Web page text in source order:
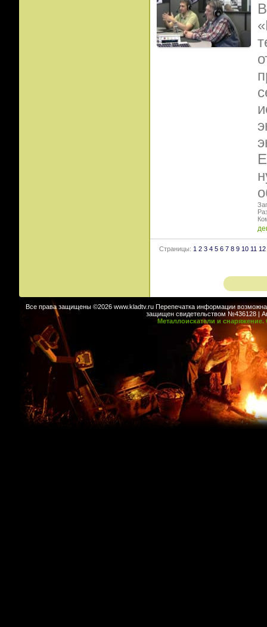
Страницы: 1 2 3 4 5 6 7 8 9 10 11 12
Все права защищены ©2026 www.kladtv.ru Перепечатка информации возможна
защищен свидетельством №436128 |
Металлоискатели и